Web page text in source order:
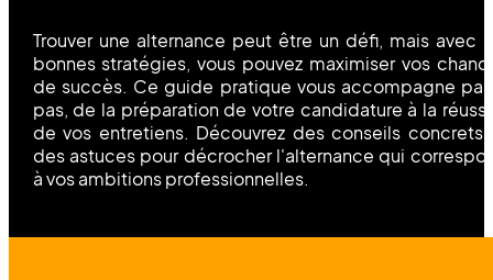
Trouver une alternance peut être un défi, mais avec
bonnes stratégies, vous pouvez maximiser vos
de succès. Ce guide pratique vous accompagne
pas, de la préparation de votre candidature à la
de vos entretiens. Découvrez des conseils concrets
des astuces pour décrocher l'alternance qui
à vos ambitions professionnelles.